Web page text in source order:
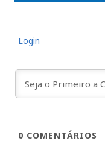
Login
0 COMENTÁRIOS